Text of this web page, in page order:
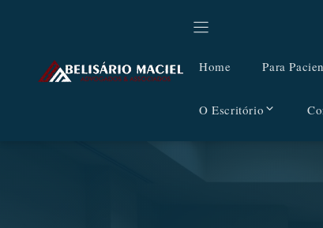
conteúdo
Home Para
O Escritório